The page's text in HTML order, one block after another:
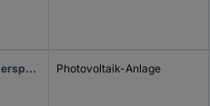
Phoenix Contact 2800642 VAL-MS 600DC-PV/2+V Überspannungsschutz-Ableiter Überspannungsschutz für: Photovoltaik-Anlage 15 kA 1 St. Photovoltaik-Anlage